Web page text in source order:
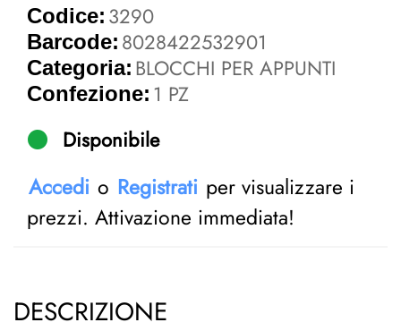
Codice: 3290
Barcode: 8028422532901
Categoria: BLOCCHI PER APPUNTI
Confezione: 1 PZ
Disponibile
Accedi o Registrati per visualizzare i
prezzi. Attivazione immediata!
DESCRIZIONE